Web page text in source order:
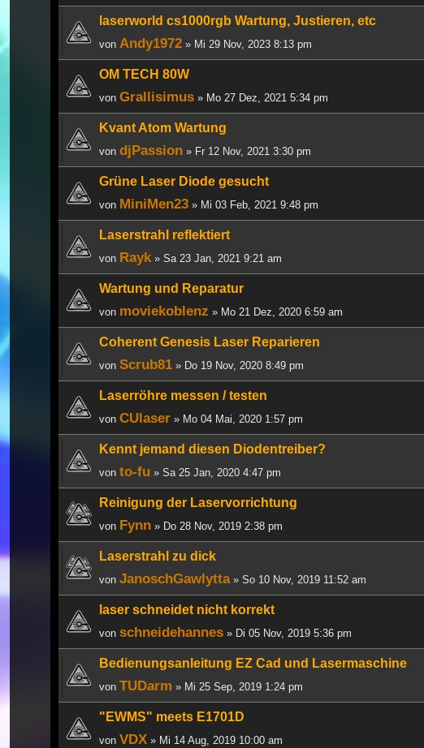
laserworld cs1000rgb Wartung, Justieren, etc
von Andy1972 » Mi 29 Nov, 2023 8:13 pm
OM TECH 80W
von Grallisimus » Mo 27 Dez, 2021 5:34 pm
Kvant Atom Wartung
von djPassion » Fr 12 Nov, 2021 3:30 pm
Grüne Laser Diode gesucht
von MiniMen23 » Mi 03 Feb, 2021 9:48 pm
Laserstrahl reflektiert
von Rayk » Sa 23 Jan, 2021 9:21 am
Wartung und Reparatur
von moviekoblenz » Mo 21 Dez, 2020 6:59 am
Coherent Genesis Laser Reparieren
von Scrub81 » Do 19 Nov, 2020 8:49 pm
Laserröhre messen / testen
von CUlaser » Mo 04 Mai, 2020 1:57 pm
Kennt jemand diesen Diodentreiber?
von to-fu » Sa 25 Jan, 2020 4:47 pm
Reinigung der Laservorrichtung
von Fynn » Do 28 Nov, 2019 2:38 pm
Laserstrahl zu dick
von JanoschGawlytta» So 10 Nov, 2019 11:52 am
laser schneidet nicht korrekt
von schneidehannes » Di 05 Nov, 2019 5:36 pm
Bedienungsanleitung EZ Cad und Lasermaschine
von TUDarm » Mi 25 Sep, 2019 1:24 pm
"EWMS" meets E1701D
von VDX » Mi 14 Aug, 2019 10:00 am